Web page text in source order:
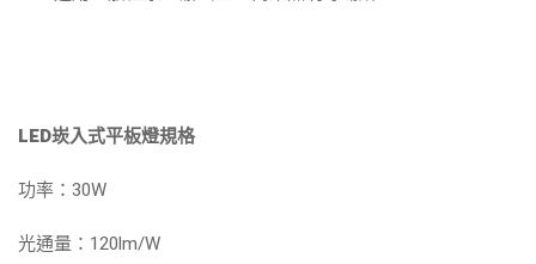
LED崁入式平板燈規格
功率：30W
光通量：120lm/W